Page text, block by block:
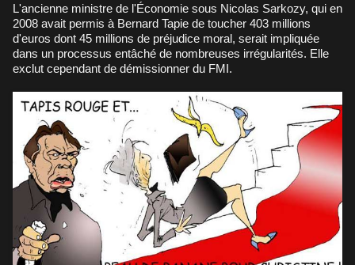
L'ancienne ministre de l'Économie sous Nicolas Sarkozy, qui en
2008 avait permis à Bernard Tapie de toucher 403 millions
d'euros dont 45 millions de préjudice moral, serait impliquée
dans un processus entâché de nombreuses irrégularités. Elle
exclut cependant de démissionner du FMI.